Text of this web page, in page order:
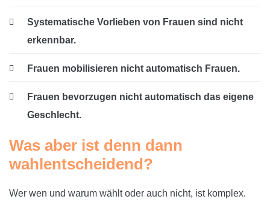
Systematische Vorlieben von Frauen sind nicht
erkennbar.
Frauen mobilisieren nicht automatisch Frauen.
Frauen bevorzugen nicht automatisch das eigene
Geschlecht.
Was aber ist denn dann
wahlentscheidend?
Wer wen und warum wählt oder auch nicht, ist komplex.